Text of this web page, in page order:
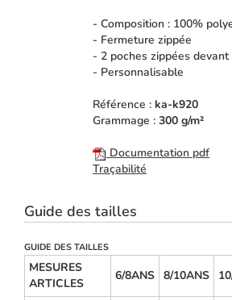
- Composition : 100%
- Fermeture zippée
- 2 poches zippées devant
- Personnalisable
Référence : ka-k920
Grammage : 300 g/m²
Documentation pdf
Traçabilité
Guide des tailles
GUIDE DES TAILLES
MESURES
ARTICLES
6/8ANS 8/10ANS